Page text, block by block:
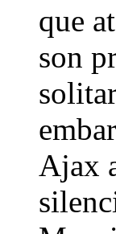
que
son
Ajax